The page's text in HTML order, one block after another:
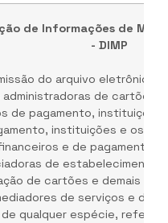
de Informações de
- DIMP
do arquivo eletrônico
administradoras de cartões,
de pagamento,
instituições e os
e de pagamento,
de estabelecimentos
de cartões e demais
de serviços e de
qualquer espécie,